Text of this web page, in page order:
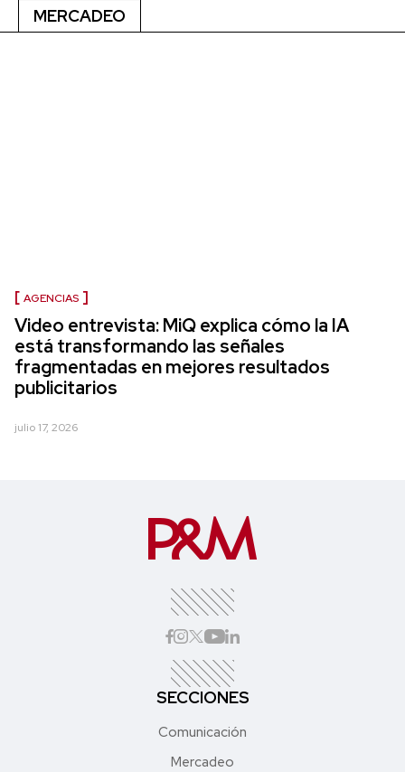
MERCADEO
AGENCIAS
Video entrevista: MiQ explica cómo la IA
está transformando las señales
fragmentadas en mejores resultados
publicitarios
julio 17, 2026
SECCIONES
Comunicación
Mercadeo